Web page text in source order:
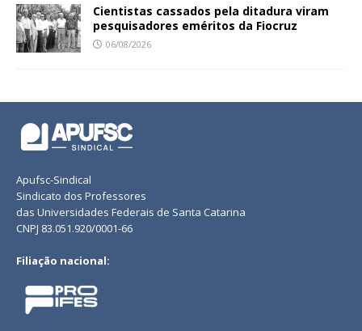
Cientistas cassados pela ditadura viram
pesquisadores eméritos da Fiocruz
06/08/2026
Apufsc-Sindical
Sindicato dos Professores
das Universidades Federais de Santa Catarina
CNPJ 83.051.920/0001-66
Filiação nacional: